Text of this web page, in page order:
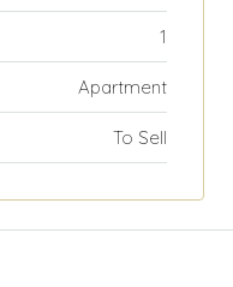
1
Apartment
To Sell